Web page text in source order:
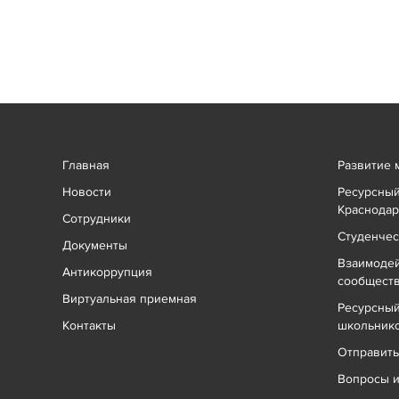
Главная
Новости
Сотрудники
Документы
Антикоррупция
Виртуальная приемная
Контакты
Развитие
Вопросы